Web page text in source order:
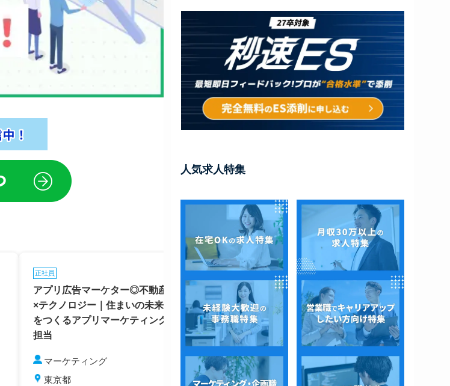
正社員
アプリ広告マーケター◎不動産
×テクノロジー｜住まいの未来
をつくるアプリマーケティング
担当
マーケティング
東京都
【！本気で成長したい実務未経
験歓迎！】ネットワーク・サー
バー・クラウド・ヘルプデスク
エンジニア
ITエンジニア
東京都
人気求人特集